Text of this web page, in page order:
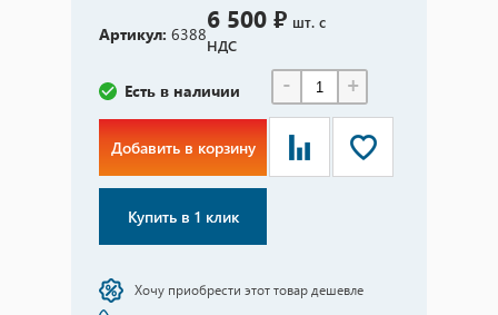
Артикул: 63886 500 ₽ шт. с
НДС
Есть в наличии - +
Добавить в корзину
Купить в 1 клик
Хочу приобрести этот товар дешевле